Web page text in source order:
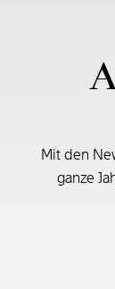
Mit den
ganze